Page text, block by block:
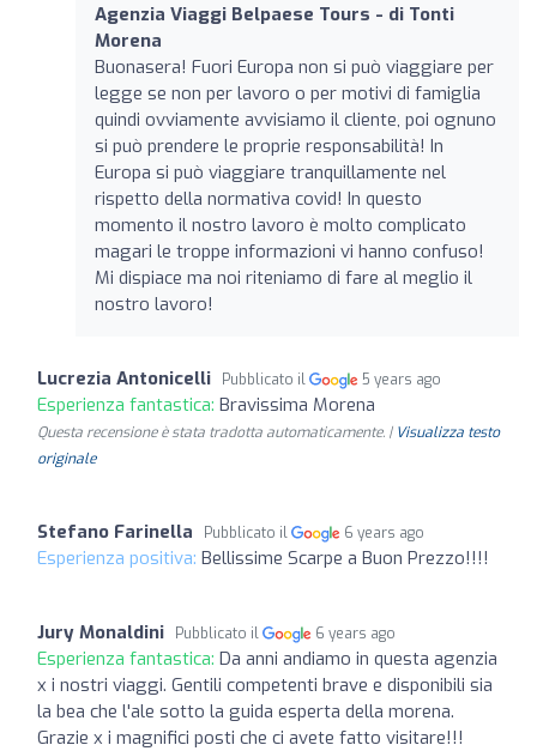
Agenzia Viaggi Belpaese Tours - di Tonti
Morena
Buonasera! Fuori Europa non si può viaggiare per
legge se non per lavoro o per motivi di famiglia
quindi ovviamente avvisiamo il cliente, poi ognuno
si può prendere le proprie responsabilità! In
Europa si può viaggiare tranquillamente nel
rispetto della normativa covid! In questo
momento il nostro lavoro è molto complicato
magari le troppe informazioni vi hanno confuso!
Mi dispiace ma noi riteniamo di fare al meglio il
nostro lavoro!
Lucrezia Antonicelli Pubblicato il 5 years ago
Esperienza fantastica: Bravissima Morena
Questa recensione è stata tradotta automaticamente. | Visualizza testo
originale
Stefano Farinella Pubblicato il 6 years ago
Esperienza positiva: Bellissime Scarpe a Buon Prezzo!!!!
Jury Monaldini Pubblicato il 6 years ago
Esperienza fantastica: Da anni andiamo in questa agenzia
x i nostri viaggi. Gentili competenti brave e disponibili sia
la bea che l'ale sotto la guida esperta della morena.
Grazie x i magnifici posti che ci avete fatto visitare!!!